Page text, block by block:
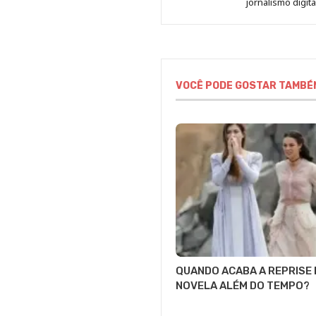
VOCÊ PODE GOSTAR
QUANDO ACABA A REPRISE
NOVELA ALÉM DO TEMPO?